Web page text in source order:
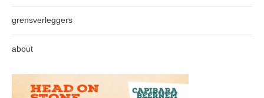
grensverleggers
about